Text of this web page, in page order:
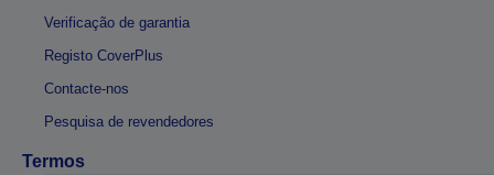
Verificação de garantia
Registo CoverPlus
Contacte-nos
Pesquisa de revendedores
Termos